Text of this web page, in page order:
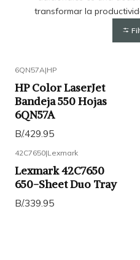
transformar la
6QN57A|HP
HP Color LaserJet
Bandeja 550 Hojas
6QN57A
B/.429.95
42C7650|Lexmark
Lexmark 42C7650
650-Sheet Duo Tray
B/.339.95